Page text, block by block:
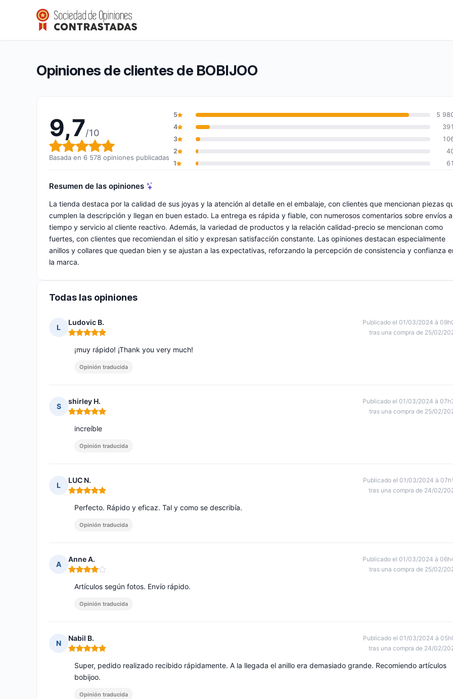
BOBIJOO
Calificación global: 9,7 de 10
9,7/10(6 578 opiniones)
Opiniones de clientes de BOBIJOO
9,7/10
Calificación global: 9,7 de 10
Basada en 6 578 opiniones publicadas
5
5
4
391
3
2
1
61
Resumen de las opiniones
La tienda destaca por la calidad de sus joyas y la atención al detalle en el embalaje, con clientes que mencionan piezas
cumplen la descripción y llegan en buen estado. La entrega es rápida y fiable, con numerosos comentarios sobre envíos a
tiempo y servicio al cliente reactivo. Además, la variedad de productos y la relación calidad-precio se mencionan como
fuertes, con clientes que recomiendan el sitio y expresan satisfacción constante. Las opiniones destacan especialmente
anillos y collares que quedan bien y se ajustan a las expectativas, reforzando la percepción de consistencia y confianza
la marca.
Todas las opiniones
L
Ludovic B.
Nota: 5 de 5
Publicado el 01/03/2024 à
tras una compra de 25/02/
¡muy rápido! ¡Thank you very much!
Opinión traducida
S
shirley H.
Nota: 5 de 5
Publicado el 01/03/2024 à
tras una compra de 25/02/
increíble
Opinión traducida
L
LUC N.
Nota: 5 de 5
Publicado el 01/03/2024 à
tras una compra de 24/02/
Perfecto. Rápido y eficaz. Tal y como se describía.
Opinión traducida
A
Anne A.
Nota: 4 de 5
Publicado el 01/03/2024 à
tras una compra de 25/02/
Artículos según fotos. Envío rápido.
Opinión traducida
N
Nabil B.
Nota: 5 de 5
Publicado el 01/03/2024 à
tras una compra de 24/02/
Super, pedido realizado recibido rápidamente. A la llegada el anillo era demasiado grande. Recomiendo artículos
bobijoo.
Opinión traducida